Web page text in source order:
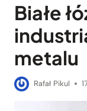
Białe
metalu
Rafał Pikul